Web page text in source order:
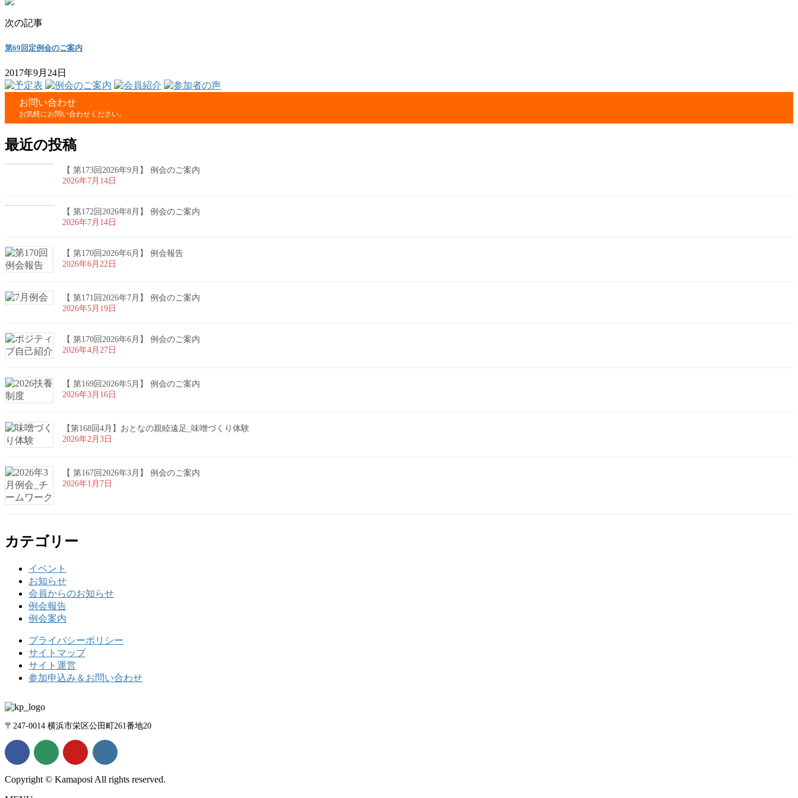
次の記事
第69回定例会のご案内
2017年9月24日
お問い合わせ
お気軽にお問い合わせください。
最近の投稿
【 第173回2026年9月】 例会のご案内
2026年7月14日
【 第172回2026年8月】 例会のご案内
2026年7月14日
【 第170回2026年6月】 例会報告
2026年6月22日
【 第171回2026年7月】 例会のご案内
2026年5月19日
【 第170回2026年6月】 例会のご案内
2026年4月27日
【 第169回2026年5月】 例会のご案内
2026年3月16日
【第168回4月】おとなの親睦遠足_味噌づくり体験
2026年2月3日
【 第167回2026年3月】 例会のご案内
2026年1月7日
カテゴリー
イベント
お知らせ
会員からのお知らせ
例会報告
例会案内
プライバシーポリシー
サイトマップ
サイト運営
参加申込み＆お問い合わせ
〒247-0014 横浜市栄区公田町261番地20
Copyright © Kamaposi All rights reserved.